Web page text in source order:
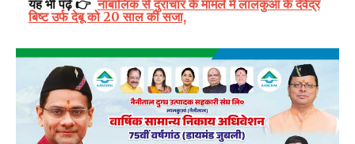
यह भी पढ़ें 👉 नाबालिक से दुराचार के मामले में लालकुआं के देवेंद्र
बिष्ट उर्फ देबू को 20 साल की सजा,